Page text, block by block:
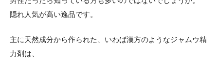
隠れ人気が高い逸品です。
主に天然成分から作られた、いわば漢方のようなジャムウ精
力剤は、